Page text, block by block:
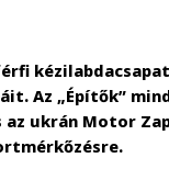
Az „Építők”
ukrán Motor